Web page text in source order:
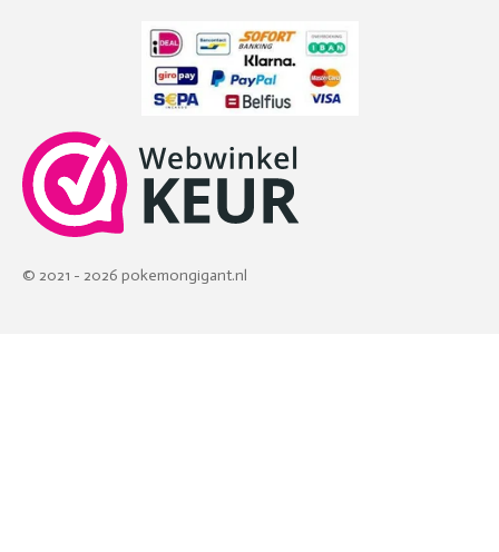
© 2021 - 2026 pokemongigant.nl